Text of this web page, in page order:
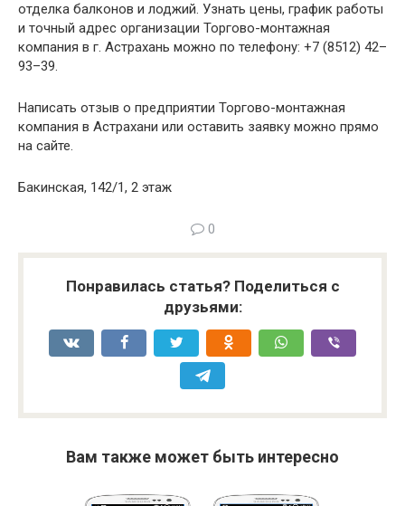
отделка балконов и лоджий. Узнать цены, график работы
и точный адрес организации Торгово-монтажная
компания в г. Астрахань можно по телефону: +7 (8512) 42–
93–39.
Написать отзыв о предприятии Торгово-монтажная
компания в Астрахани или оставить заявку можно прямо
на сайте.
Бакинская, 142/1, 2 этаж
0
Понравилась статья? Поделиться с
друзьями:
Вам также может быть интересно